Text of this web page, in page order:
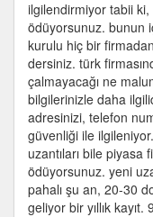
ilgilendirmiyor tabii ki,
ödüyorsunuz. bunun
kurulu hiç bir
dersiniz. türk
çalmayacağı ne
bilgilerinizle daha
adresinizi, telefon
güvenliği ile
uzantıları bile piyasa
ödüyorsunuz. yeni
pahalı şu an, 20-30
geliyor bir yıllık